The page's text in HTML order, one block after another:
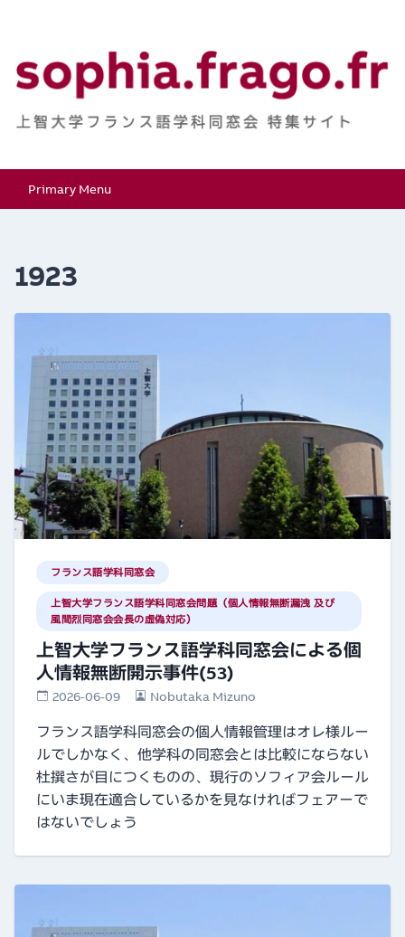
上智大学フランス語学
科同窓会
Primary Menu
1923
フランス語学科同窓会
上智大学フランス語学科同窓会問題（個人情報無断漏洩 及び
風間烈同窓会会長の虚偽対応）
上智大学フランス語学科同窓会による個
人情報無断開示事件(53)
2026-06-09 Nobutaka Mizuno
フランス語学科同窓会の個人情報管理はオレ様ルー
ルでしかなく、他学科の同窓会とは比較にならない
杜撰さが目につくものの、現行のソフィア会ルール
にいま現在適合しているかを見なければフェアーで
はないでしょう